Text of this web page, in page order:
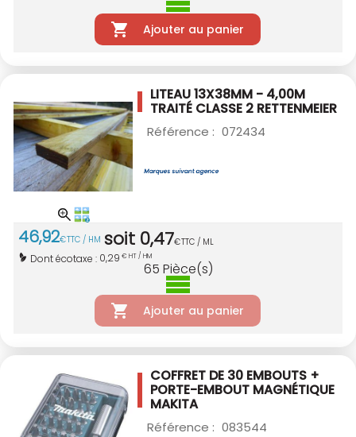
Ajouter au panier
LITEAU 13X38MM - 4,00M
TRAITÉ CLASSE 2 RETTENMEIER
Référence : 072434
46,92€TTC / HM soit 0,47€TTC / ML
Dont écotaxe : 0,29 € HT / HM
65 Pièce(s)
Ajouter au panier
COFFRET DE 30 EMBOUTS +
PORTE-EMBOUT MAGNÉTIQUE
MAKITA
Référence : 083544